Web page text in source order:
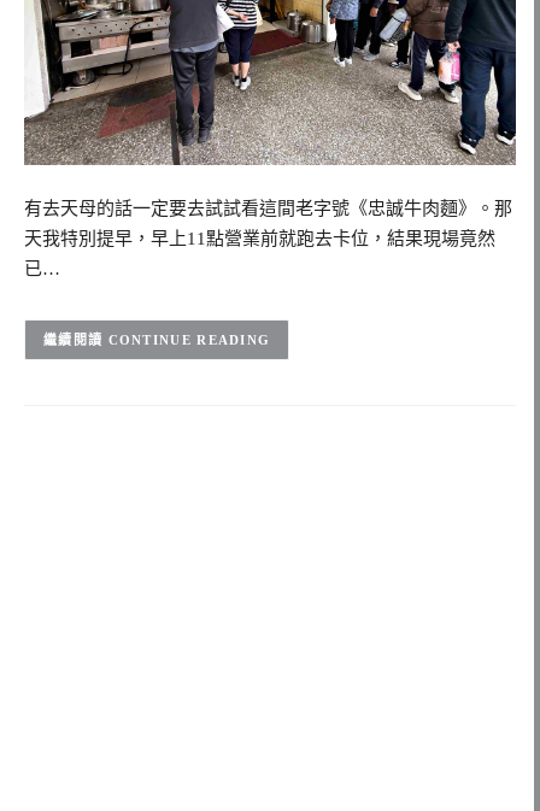
有去天母的話一定要去試試看這間老字號《忠誠牛肉麵》。那
天我特別提早，早上11點營業前就跑去卡位，結果現場竟然
已…
CONTINUE READING